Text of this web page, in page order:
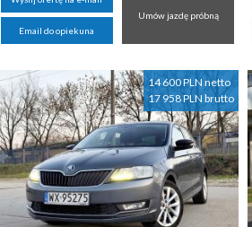
Email do opiekuna
Umów jazdę próbną
14 600 PLN netto
17 958 PLN brutto